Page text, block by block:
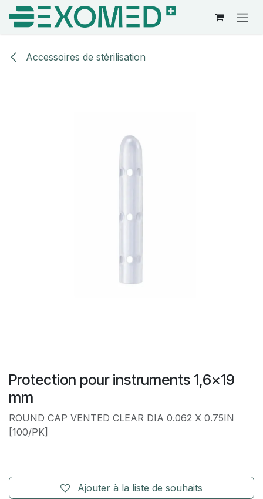
Se rendre au contenu
Accessoires de stérilisation
Protection pour instruments 1,6x19
mm
ROUND CAP VENTED CLEAR DIA 0.062 X 0.75IN
[100/PK]
Ajouter à la liste de souhaits